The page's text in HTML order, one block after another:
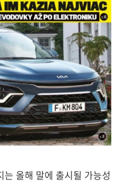
올해 말에 출시될 가능성